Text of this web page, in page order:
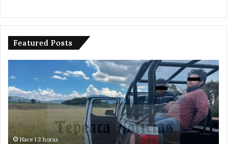
Featured Posts
a
tres
en
acatzingo
excavaciones
ilegalesHace 13 horas
en